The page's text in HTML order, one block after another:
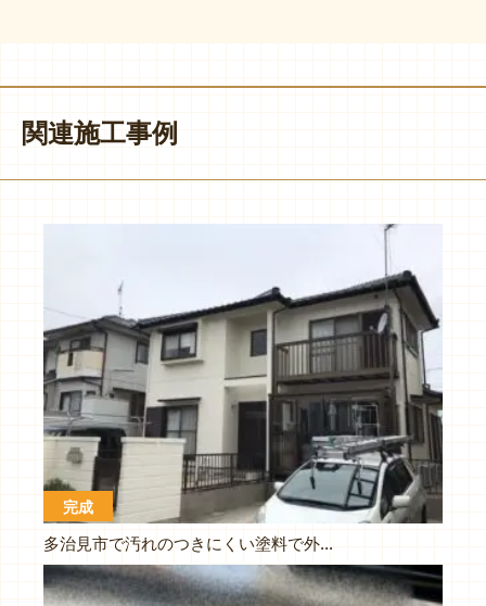
関連施工事例
完成
多治見市で汚れのつきにくい塗料で外壁の塗り替えです